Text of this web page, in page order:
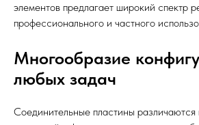
элементов предлагает широкий спектр
профессионального и частного
Многообразие
любых задач
Соединительные пластины различаются